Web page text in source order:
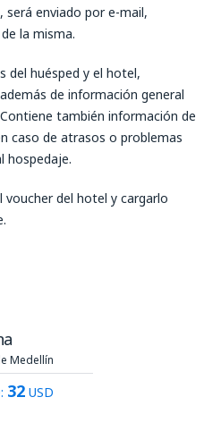
será enviado por e-mail,
la misma.
del huésped y el hotel,
de información general
también información de
caso de atrasos o problemas
hospedaje.
voucher del hotel y cargarlo
Medellín
32 USD